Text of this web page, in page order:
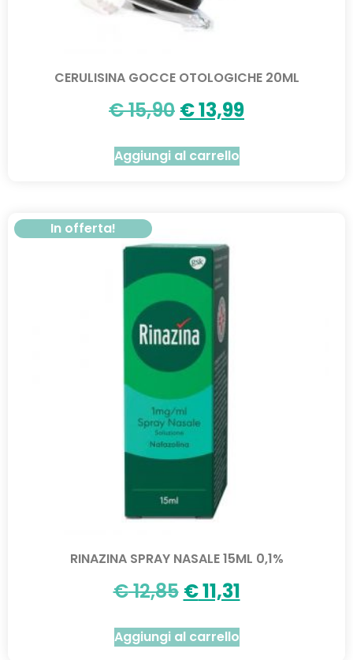
CERULISINA GOCCE OTOLOGICHE 20ML
€15,90 €13,99
Aggiungi al carrello
In offerta!
RINAZINA SPRAY NASALE 15ML 0,1%
€12,85 €11,31
Aggiungi al carrello